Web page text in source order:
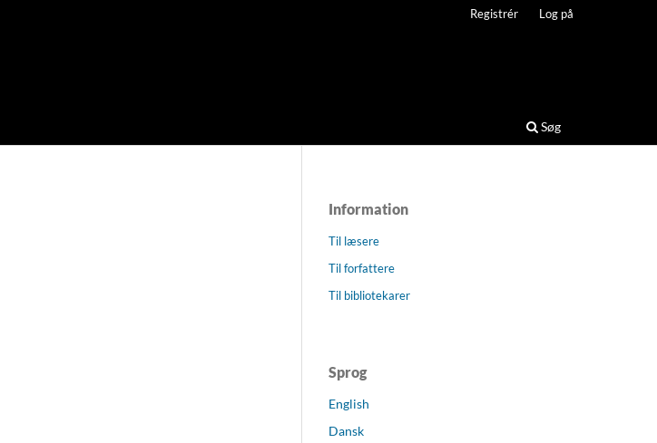
Søg
Registrér Log på
Information
Til læsere
Til forfattere
Til bibliotekarer
Sprog
English
Dansk